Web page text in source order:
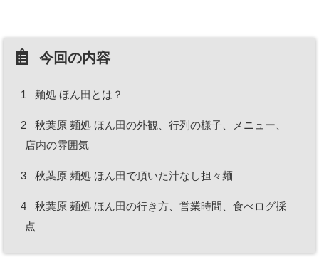
今回の内容
1 麺処 ほん田とは？
2
秋葉原 麺処 ほん田の外観、行列の様子、メニュー、
店内の雰囲気
3 秋葉原 麺処 ほん田で頂いた汁なし担々麺
4
秋葉原 麺処 ほん田の行き方、営業時間、食べログ採
点